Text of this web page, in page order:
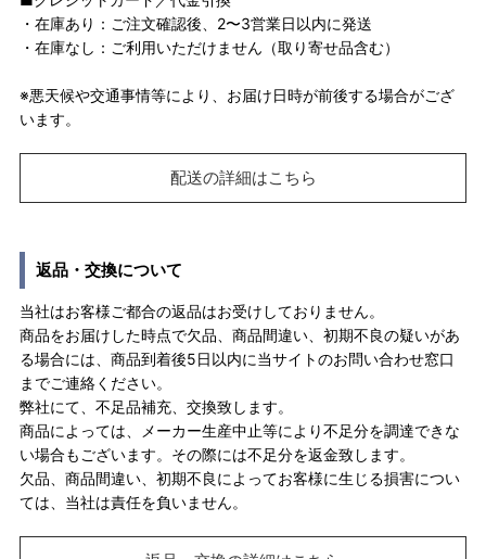
・在庫あり：ご注文確認後、2〜3営業日以内に発送
・在庫なし：ご利用いただけません（取り寄せ品含む）
※悪天候や交通事情等により、お届け日時が前後する場合がござ
います。
配送の詳細はこちら
返品・交換について
当社はお客様ご都合の返品はお受けしておりません。
商品をお届けした時点で欠品、商品間違い、初期不良の疑いがあ
る場合には、商品到着後5日以内に当サイトのお問い合わせ窓口
までご連絡ください。
弊社にて、不足品補充、交換致します。
商品によっては、メーカー生産中止等により不足分を調達できな
い場合もございます。その際には不足分を返金致します。
欠品、商品間違い、初期不良によってお客様に生じる損害につい
ては、当社は責任を負いません。